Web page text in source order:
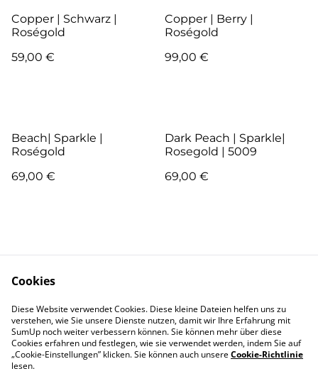
Copper | Schwarz |
Roségold
59,00 €
Copper | Berry |
Roségold
99,00 €
Beach| Sparkle |
Roségold
69,00 €
Dark Peach | Sparkle|
Rosegold | 5009
69,00 €
Kontakt
Pflege
Garantie und
AGB
Versand & Lieferung
Zahlung
Cookies
Diese Website verwendet Cookies. Diese kleine Dateien helfen uns zu
verstehen, wie Sie unsere Dienste nutzen, damit wir Ihre Erfahrung mit
SumUp noch weiter verbessern können. Sie können mehr über diese
Cookies erfahren und festlegen, wie sie verwendet werden, indem Sie auf
„Cookie-Einstellungen” klicken. Sie können auch unsereCookie-Richtlinie
lesen.